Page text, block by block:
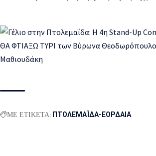
ΜΕ ΕΤΙΚΕΤΑ: ΠΤΟΛΕΜΑΪΔΑ-ΕΟΡΔΑΙΑ